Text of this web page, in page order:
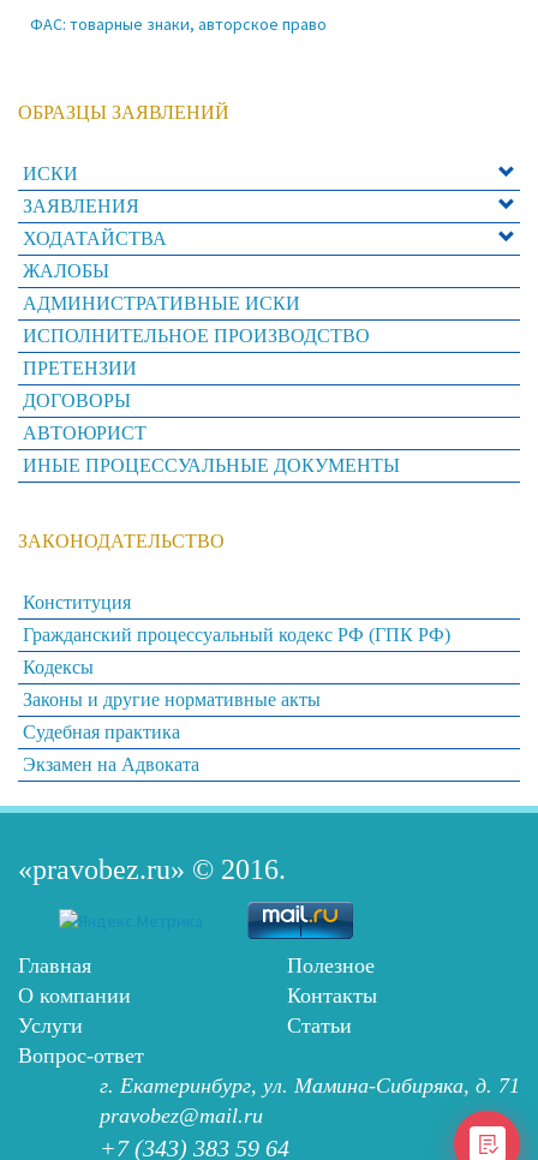
ФАС: товарные знаки, авторское право
ОБРАЗЦЫ ЗАЯВЛЕНИЙ
ИСКИ
ЗАЯВЛЕНИЯ
ХОДАТАЙСТВА
ЖАЛОБЫ
АДМИНИСТРАТИВНЫЕ ИСКИ
ИСПОЛНИТЕЛЬНОЕ ПРОИЗВОДСТВО
ПРЕТЕНЗИИ
ДОГОВОРЫ
АВТОЮРИСТ
ИНЫЕ ПРОЦЕССУАЛЬНЫЕ ДОКУМЕНТЫ
ЗАКОНОДАТЕЛЬСТВО
Конституция
Гражданский процессуальный кодекс РФ (ГПК РФ)
Кодексы
Законы и другие нормативные акты
Судебная практика
Экзамен на Адвоката
«pravobez.ru» © 2016.
Главная
О компании
Услуги
Вопрос-ответ
Полезное
Контакты
Статьи
г. Екатеринбург, ул. Мамина-Сибиряка, д. 71
pravobez@mail.ru
+7 (343) 383 59 64